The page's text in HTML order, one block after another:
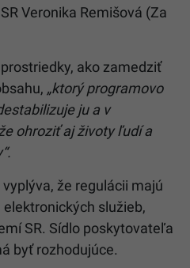
Veronika Remišová (Za
ako zamedziť
„ktorý programovo
ju a v
ohroziť aj životy ľudí a
že regulácii majú
služieb,
SR. Sídlo poskytovateľa
byť rozhodujúce.